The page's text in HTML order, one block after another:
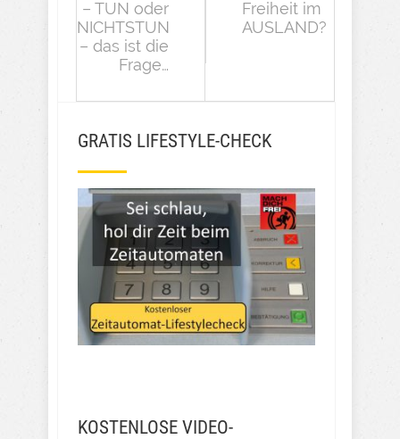
– TUN oder
NICHTSTUN
– das ist die
Frage…
Freiheit im
AUSLAND?
GRATIS LIFESTYLE-CHECK
KOSTENLOSE VIDEO-